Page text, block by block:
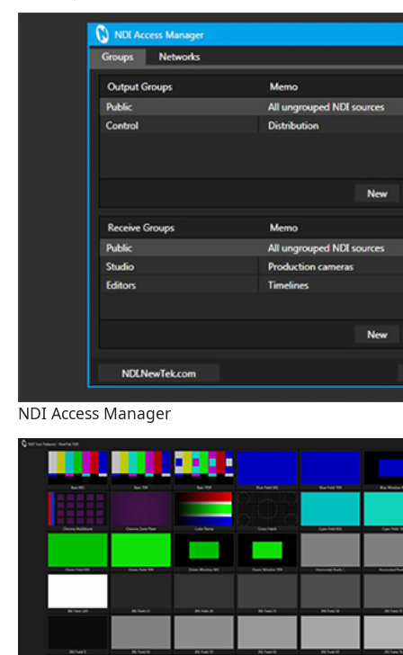
NDI Access Manager